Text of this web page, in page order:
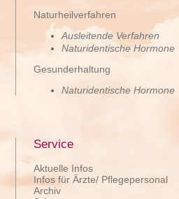
Naturheilverfahren
Ausleitende Verfahren
Naturidentische Hormone
Gesunderhaltung
Naturidentische Hormone
Service
Aktuelle Infos
Infos für Ärzte/ Pflegepersonal
Archiv